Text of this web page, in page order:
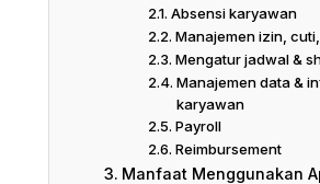
Absensi karyawan
Manajemen izin,
Mengatur jadwal &
Manajemen data &
karyawan
Payroll
Reimbursement
Manfaat Menggunakan